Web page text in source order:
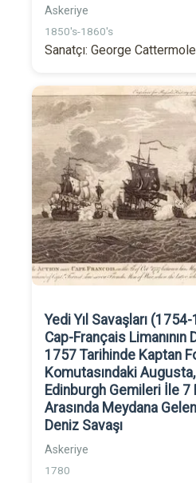
Askeriye
1850's-1860's
Sanatçı: George
Yedi Yıl Savaşları
Cap-Français Limanının
1757 Tarihinde Kaptan
Komutasındaki
Edinburgh Gemileri İle 7
Arasında Meydana
Deniz Savaşı
Askeriye
1780